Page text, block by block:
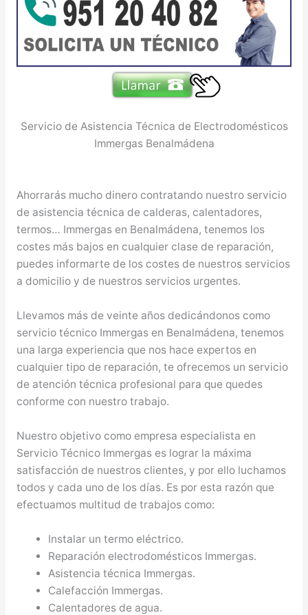
Servicio de Asistencia Técnica de Electrodomésticos
Immergas Benalmádena
Ahorrarás mucho dinero contratando nuestro servicio
de asistencia técnica de calderas, calentadores,
termos… Immergas en Benalmádena, tenemos los
costes más bajos en cualquier clase de reparación,
puedes informarte de los costes de nuestros servicios
a domicilio y de nuestros servicios urgentes.
Llevamos más de veinte años dedicándonos como
servicio técnico Immergas en Benalmádena, tenemos
una larga experiencia que nos hace expertos en
cualquier tipo de reparación, te ofrecemos un servicio
de atención técnica profesional para que quedes
conforme con nuestro trabajo.
Nuestro objetivo como empresa especialista en
Servicio Técnico Immergas es lograr la máxima
satisfacción de nuestros clientes, y por ello luchamos
todos y cada uno de los días. Es por esta razón que
efectuamos multitud de trabajos como:
Instalar un termo eléctrico.
Reparación electrodomésticos Immergas.
Asistencia técnica Immergas.
Calefacción Immergas.
Calentadores de agua.